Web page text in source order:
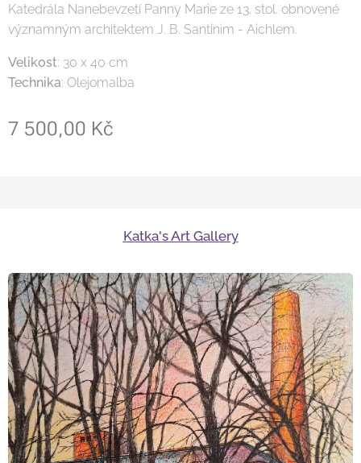
Katedrála Nanebevzetí Panny Marie ze 13. stol. obnovené
významným architektem J. B. Santinim - Aichlem.
Velikost: 30 x 40 cm
Technika: Olejomalba
7 500,00 Kč
Katka's Art Gallery